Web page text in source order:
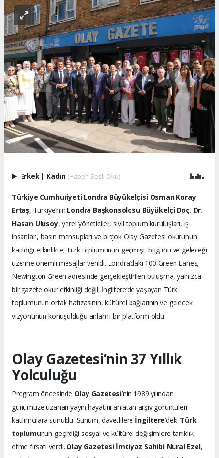
Erkek | Kadın (Haberi Sesli Oku)
Türkiye Cumhuriyeti Londra Büyükelçisi Osman Koray
Ertaş, Türkiye’nin Londra Başkonsolosu Büyükelçi Doç. Dr.
Hasan Ulusoy, yerel yöneticiler, sivil toplum kuruluşları, iş
insanları, basın mensupları ve birçok Olay Gazetesi okurunun
katıldığı etkinlikte; Türk toplumunun geçmişi, bugünü ve geleceği
üzerine önemli mesajlar verildi. Londra’daki 100 Green Lanes,
Newington Green adresinde gerçekleştirilen buluşma, yalnızca
bir gazete okur etkinliği değil; İngiltere’de yaşayan Türk
toplumunun ortak hafızasının, kültürel bağlarının ve gelecek
vizyonunun konuşulduğu anlamlı bir platform oldu.
Olay Gazetesi’nin 37 Yıllık
Yolculuğu
Program öncesinde Olay Gazetesi’nin 1989 yılından
günümüze uzanan yayın hayatını anlatan arşiv görüntüleri
katılımcılara sunuldu. Sunum, davetlilere İngiltere’deki Türk
toplumunun geçirdiği sosyal ve kültürel değişimlere tanıklık
etme fırsatı verdi. Olay Gazetesi İmtiyaz Sahibi Nural Ezel,